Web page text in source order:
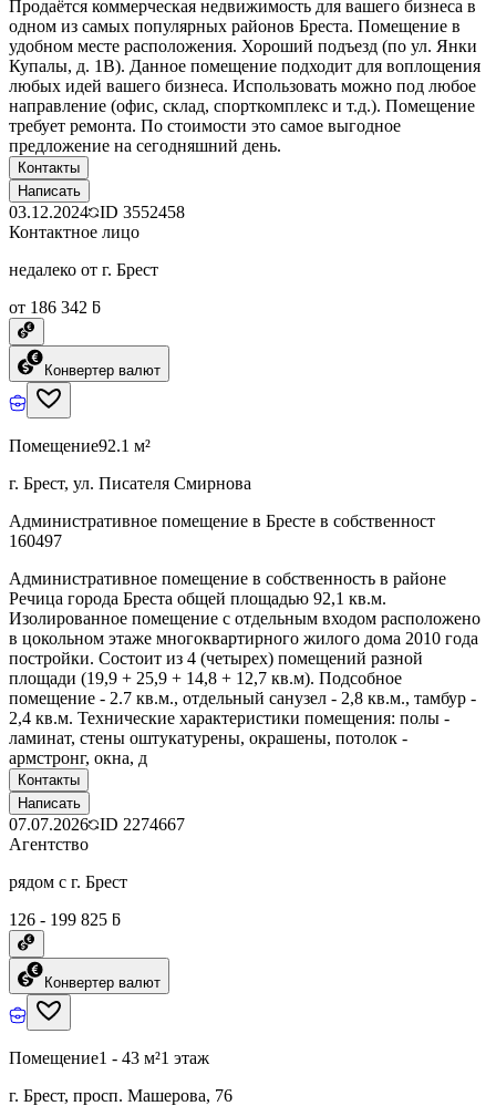
Продаётся коммерческая недвижимость для вашего бизнеса в
одном из самых популярных районов Бреста. Помещение в
удобном месте расположения. Хороший подъезд (по ул. Янки
Купалы, д. 1В). Данное помещение подходит для воплощения
любых идей вашего бизнеса. Использовать можно под любое
направление (офис, склад, спорткомплекс и т.д.). Помещение
требует ремонта. По стоимости это самое выгодное
предложение на сегодняшний день.
Контакты
Написать
03.12.2024 ID 3552458
Контактное лицо
недалеко от г. Брест
от 186 342 ƃ
Конвертер валют
Помещение92.1 м²
г. Брест, ул. Писателя Смирнова
Административное помещение в Бресте в собственност
160497
Административное помещение в собственность в районе
Речица города Бреста общей площадью 92,1 кв.м.
Изолированное помещение с отдельным входом расположено
в цокольном этаже многоквартирного жилого дома 2010 года
постройки. Состоит из 4 (четырех) помещений разной
площади (19,9 + 25,9 + 14,8 + 12,7 кв.м). Подсобное
помещение - 2.7 кв.м., отдельный санузел - 2,8 кв.м., тамбур -
2,4 кв.м. Технические характеристики помещения: полы -
ламинат, стены оштукатурены, окрашены, потолок -
армстронг, окна, д
Контакты
Написать
07.07.2026 ID 2274667
Агентство
рядом с г. Брест
126 - 199 825 ƃ
Конвертер валют
Помещение1 - 43 м²1 этаж
г. Брест, просп. Машерова, 76